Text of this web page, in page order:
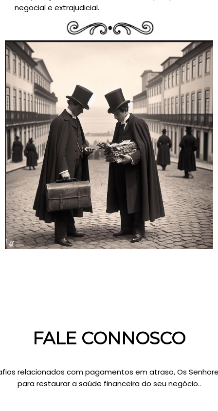
negocial e extrajudicial.
FALE CONNOSCO
relacionados com pagamentos em atraso, Os
para restaurar a saúde financeira do seu negócio..